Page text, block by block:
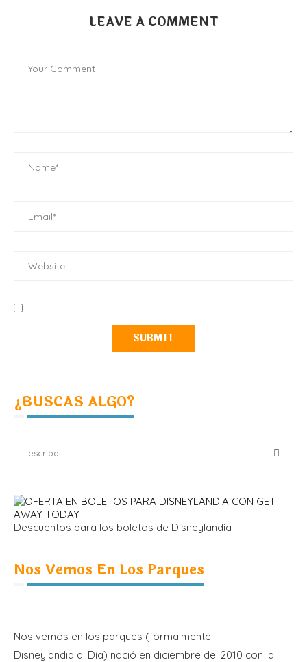
LEAVE A COMMENT
¿BUSCAS ALGO?
Descuentos para los boletos de Disneylandia
Nos Vemos En Los Parques
Nos vemos en los parques (formalmente
Disneylandia al Día) nació en diciembre del 2010 con la